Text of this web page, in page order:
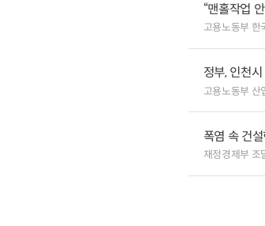
“맨홀작업
고용노동부 한
정부, 인천
고용노동부 산
폭염 속 건
재정경제부 조